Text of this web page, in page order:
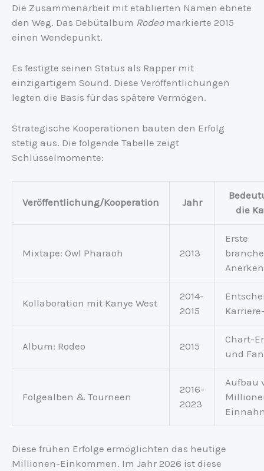
Die Zusammenarbeit mit etablierten Namen ebnete
den Weg. Das Debütalbum Rodeomarkierte 2015
einen Wendepunkt.
Es festigte seinen Status als Rapper mit
einzigartigem Sound. Diese Veröffentlichungen
legten die Basis für das spätere Vermögen.
Strategische Kooperationen bauten den Erfolg
stetig aus. Die folgende Tabelle zeigt
Schlüsselmomente:
Veröffentlichung/Kooperation Jahr
die
Mixtape: Owl Pharaoh 2013
Erste
Kollaboration mit Kanye West
2014-
2015
Album: Rodeo 2015
Chart-
und
Folgealben & Tourneen
2016-
2023
Aufbau
Diese frühen Erfolge ermöglichten das heutige
Millionen-Einkommen. Im Jahr 2026 ist diese